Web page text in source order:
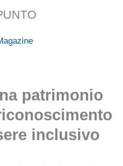
patrimonio
inclusivo